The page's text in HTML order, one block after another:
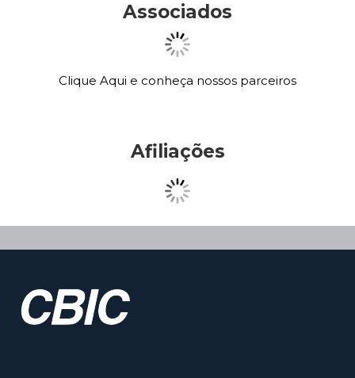
Associados
Clique Aqui e conheça nossos parceiros
Afiliações